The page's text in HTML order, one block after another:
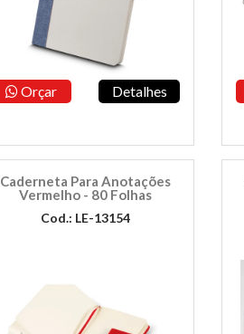
Orçar Detalhes
Caderneta Para Anotações
Vermelho - 80 Folhas
Cod.: LE-13154